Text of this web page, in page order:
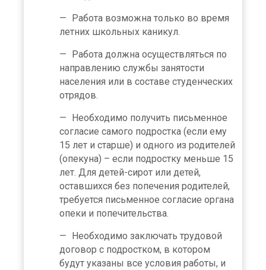
Работа возможна только во время
летних школьных каникул.
Работа должна осуществляться по
направлению службы занятости
населения или в составе студенческих
отрядов.
Необходимо получить письменное
согласие самого подростка (если ему
15 лет и старше) и одного из родителей
(опекуна) – если подростку меньше 15
лет. Для детей-сирот или детей,
оставшихся без попечения родителей,
требуется письменное согласие органа
опеки и попечительства.
Необходимо заключать трудовой
договор с подростком, в котором
будут указаны все условия работы, и